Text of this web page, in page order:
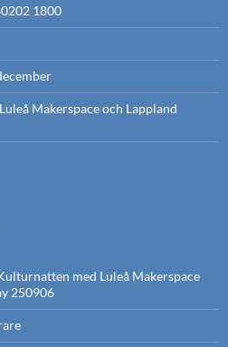
1800
Makerspace och Lappland
med Luleå Makerspace
250906